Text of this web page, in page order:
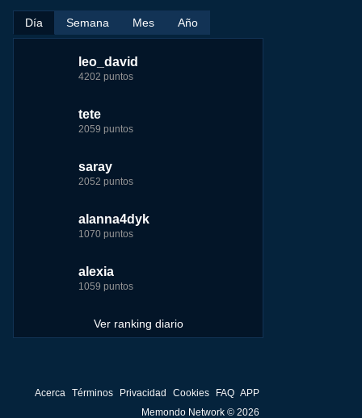
Día
leo_david
4202 puntos
tete
2059 puntos
saray
2052 puntos
alanna4dyk
1070 puntos
alexia
1059 puntos
Ver ranking diario
Semana
leo_david
21926 puntos
fer
7229 puntos
tete
6233 puntos
123dale
5192 puntos
saray
5183 puntos
Mes
leo_david
33385 puntos
jeremy_malpieu
15444 puntos
tete
8301 puntos
123dale
8290 puntos
fer
8283 puntos
Año
nomedigas
339916 puntos
jeremy_malpieu
263186 puntos
Baba
252929 puntos
john
244881 puntos
fer
236750 puntos
Acerca Términos Privacidad Cookies FAQ APP
Memondo Network © 2026